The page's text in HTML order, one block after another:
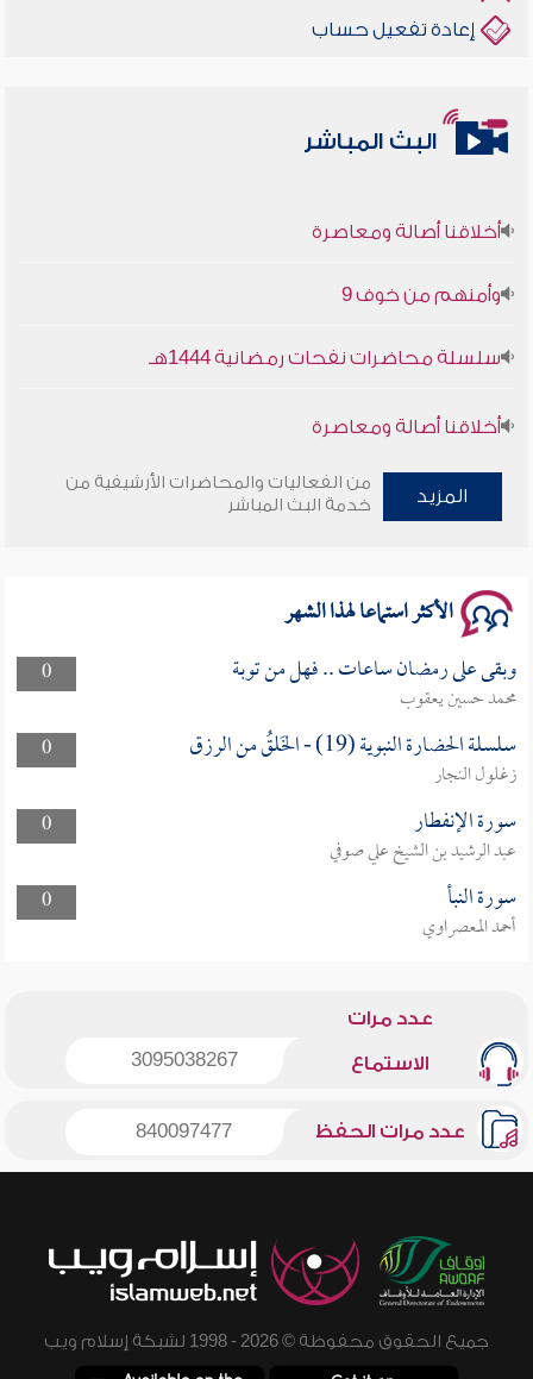
إعادة تفعيل حساب
البث المباشر
أخلاقنا أصالة ومعاصرة
وأمنهم من خوف 9
أخلاقنا أصالة ومعاصرة
وأمنهم من خوف 9
المزيد
من الفعاليات والمحاضرات الأرشيفية من
خدمة البث المباشر
الأكثر استماعا لهذا الشهر
0 وبقى على رمضان ساعات .. فهل من توبة
محمد حسين يعقوب
0
سلسلة الحضارة النبوية (19) - الخَلقُ من الرزق
زغلول النجار
0
سورة الإنفطار
عبد الرشيد بن الشيخ علي صوفي
0
سورة النبأ
أحمد المعصراوي
عدد مرات
الاستماع 3095038267
عدد مرات الحفظ 840097477
جميع الحقوق محفوظة © 2026 - 1998 لشبكة إسلام ويب